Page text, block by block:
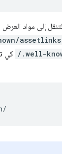
/.well- كي